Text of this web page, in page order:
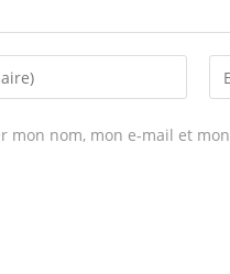
mon nom, mon e-mail et